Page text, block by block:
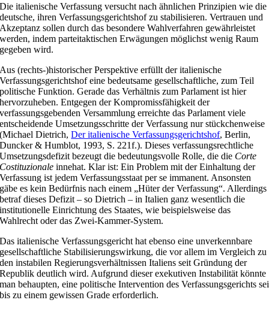
Die italienische Verfassung versucht nach ähnlichen Prinzipien wie die
deutsche, ihren Verfassungsgerichtshof zu stabilisieren. Vertrauen und
Akzeptanz sollen durch das besondere Wahlverfahren gewährleistet
werden, indem parteitaktischen Erwägungen möglichst wenig Raum
gegeben wird.
Aus (rechts-)historischer Perspektive erfüllt der italienische
Verfassungsgerichtshof eine bedeutsame gesellschaftliche, zum Teil
politische Funktion. Gerade das Verhältnis zum Parlament ist hier
hervorzuheben. Entgegen der Kompromissfähigkeit der
verfassungsgebenden Versammlung erreichte das Parlament viele
entscheidende Umsetzungsschritte der Verfassung nur stückchenweise
(Michael Dietrich,Der italienische Verfassungsgerichtshof, Berlin,
Duncker & Humblot, 1993, S. 221f.). Dieses verfassungsrechtliche
Umsetzungsdefizit bezeugt die bedeutungsvolle Rolle, die die Corte
Costituzionale innehat. Klar ist: Ein Problem mit der Einhaltung der
Verfassung ist jedem Verfassungsstaat per se immanent. Ansonsten
gäbe es kein Bedürfnis nach einem „Hüter der Verfassung“. Allerdings
betraf dieses Defizit – so Dietrich – in Italien ganz wesentlich die
institutionelle Einrichtung des Staates, wie beispielsweise das
Wahlrecht oder das Zwei-Kammer-System.
Das italienische Verfassungsgericht hat ebenso eine unverkennbare
gesellschaftliche Stabilisierungswirkung, die vor allem im Vergleich zu
den instabilen Regierungsverhältnissen Italiens seit Gründung der
Republik deutlich wird. Aufgrund dieser exekutiven Instabilität könnte
man behaupten, eine politische Intervention des Verfassungsgerichts sei
bis zu einem gewissen Grade erforderlich.